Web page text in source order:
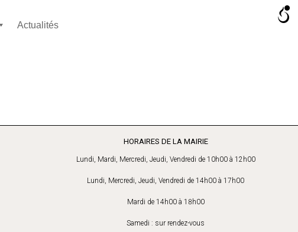
Actualités
HORAIRES DE LA MAIRIE
Lundi, Mardi, Mercredi, Jeudi, Vendredi de 10h00 à 12h00
Lundi, Mercredi, Jeudi, Vendredi de 14h00 à 17h00
Mardi de 14h00 à 18h00
Samedi : sur rendez-vous